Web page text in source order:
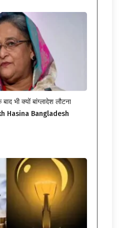
भी क्यों बांग्लादेश लौटना
Hasina Bangladesh